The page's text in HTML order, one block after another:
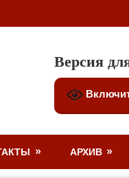
Версия
АРХИВ